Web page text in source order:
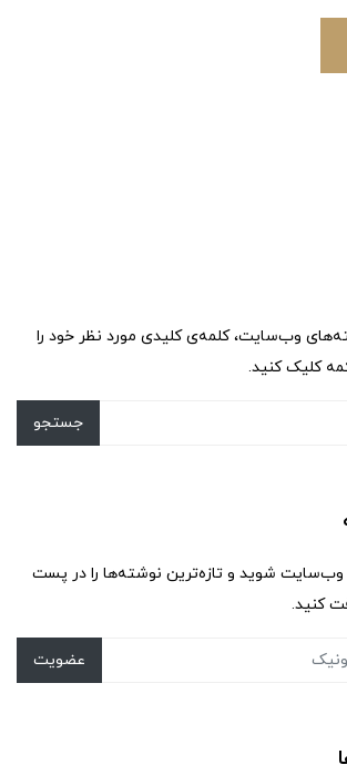
وب‌سایت، کلمه‌ی کلیدی مورد نظر خود را
کلیک کنید.
جستجو
وب‌سایت شوید و تازه‌ترین نوشته‌ها را در پست
کنید.
عضویت